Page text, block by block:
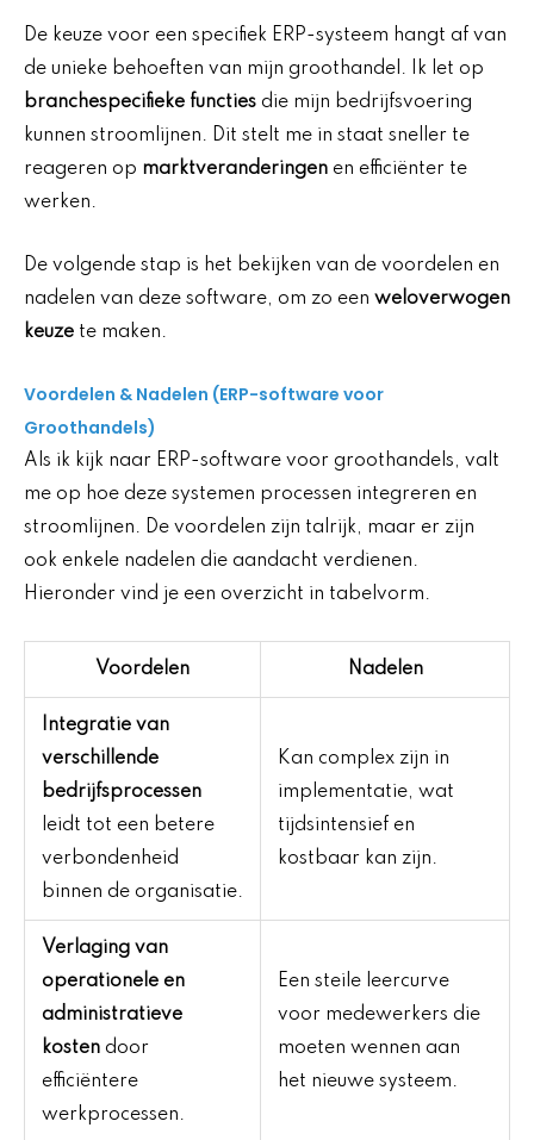
De keuze voor een specifiek ERP-systeem hangt af van
de unieke behoeften van mijn groothandel. Ik let op
branchespecifieke functies die mijn bedrijfsvoering
kunnen stroomlijnen. Dit stelt me in staat sneller te
reageren op marktveranderingen en efficiënter te
werken.
De volgende stap is het bekijken van de voordelen en
nadelen van deze software, om zo een weloverwogen
keuze te maken.
Voordelen & Nadelen (ERP-software voor
Groothandels)
Als ik kijk naar ERP-software voor groothandels, valt
me op hoe deze systemen processen integreren en
stroomlijnen. De voordelen zijn talrijk, maar er zijn
ook enkele nadelen die aandacht verdienen.
Hieronder vind je een overzicht in tabelvorm.
Voordelen Nadelen
Integratie van
verschillende
bedrijfsprocessen
leidt tot een betere
verbondenheid
binnen de organisatie.
Kan complex zijn in
implementatie, wat
tijdsintensief en
kostbaar kan zijn.
Verlaging van
operationele en
administratieve
kosten door
efficiëntere
werkprocessen.
Een steile leercurve
voor medewerkers die
moeten wennen aan
het nieuwe systeem.